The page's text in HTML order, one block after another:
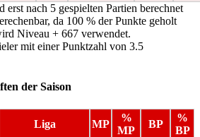
nach 5 gespielten Partien berechnet
da 100 % der Punkte geholt
Niveau + 667 verwendet.
mit einer Punktzahl von 3.5
der Saison
Liga MP
%
MP
BP
%
BP